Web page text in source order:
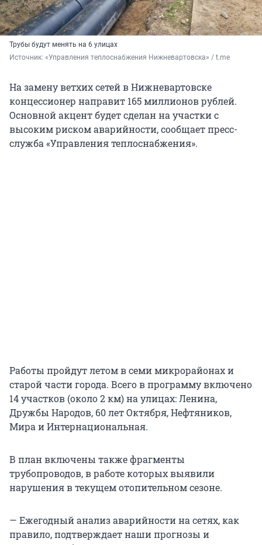
Трубы будут менять на 6 улицах
Источник: «Управления теплоснабжения Нижневартовска» / t.me
На замену ветхих сетей в Нижневартовске
концессионер направит 165 миллионов рублей.
Основной акцент будет сделан на участки с
высоким риском аварийности, сообщает пресс-
служба «Управления теплоснабжения».
Работы пройдут летом в семи микрорайонах и
старой части города. Всего в программу включено
14 участков (около 2 км) на улицах: Ленина,
Дружбы Народов, 60 лет Октября, Нефтяников,
Мира и Интернациональная.
В план включены также фрагменты
трубопроводов, в работе которых выявили
нарушения в текущем отопительном сезоне.
— Ежегодный анализ аварийности на сетях, как
правило, подтверждает наши прогнозы и